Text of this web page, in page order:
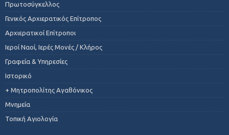
Πρωτοσύγκελλος
Γενικός Αρχιερατικός Επίτροπος
Αρχιερατικοί Επίτροποι
Ιεροί Ναοί, Ιερές Μονές / Κλήρος
Γραφεία & Υπηρεσίες
Ιστορικό
+ Μητροπολίτης Αγαθόνικος
Μνημεία
Τοπική Αγιολογία